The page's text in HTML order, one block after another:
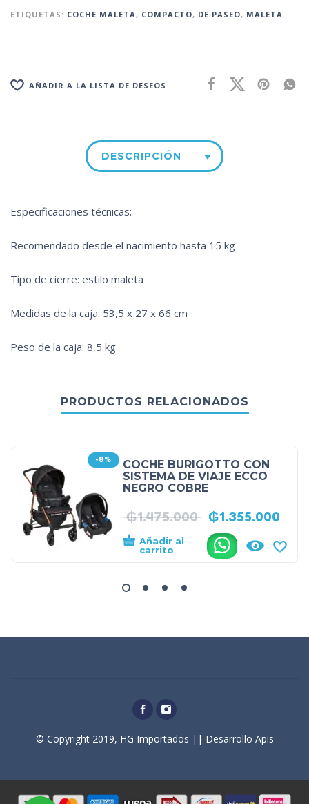
ETIQUETAS: COCHE MALETA, COMPACTO, DE PASEO, MALETA
AÑADIR A LA LISTA DE DESEOS
DESCRIPCIÓN
Especificaciones técnicas:
Recomendado desde el nacimiento hasta 15 kg
Tipo de cierre: estilo maleta
Medidas de la caja: 53,5 x 27 x 66 cm
Peso de la caja: 8,5 kg
PRODUCTOS RELACIONADOS
-8%
COCHE BURIGOTTO CON
SISTEMA DE VIAJE ECCO
NEGRO COBRE
₲1.475.000 ₲1.355.000
Añadir al
carrito
.
© Copyright 2019, HG Importados || Desarrollo Apis